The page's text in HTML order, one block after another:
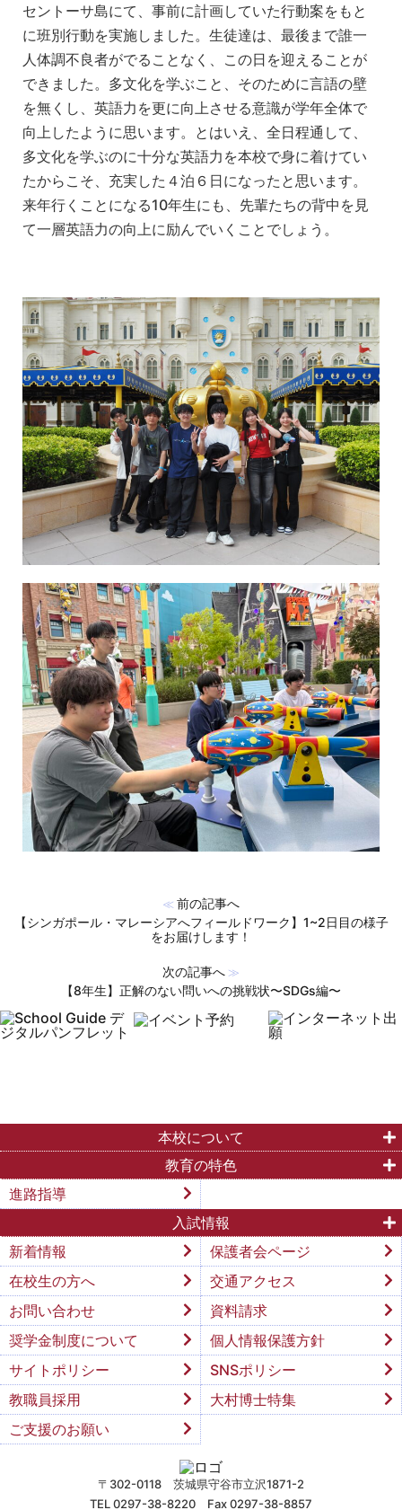
セントーサ島にて、事前に計画していた行動案をもと
に班別行動を実施しました。生徒達は、最後まで誰一
人体調不良者がでることなく、この日を迎えることが
できました。多文化を学ぶこと、そのために言語の壁
を無くし、英語力を更に向上させる意識が学年全体で
向上したように思います。とはいえ、全日程通して、
多文化を学ぶのに十分な英語力を本校で身に着けてい
たからこそ、充実した４泊６日になったと思います。
来年行くことになる10年生にも、先輩たちの背中を見
て一層英語力の向上に励んでいくことでしょう。
≪ 前の記事へ
【シンガポール・マレーシアへフィールドワーク】1~2日目の様子
をお届けします！
次の記事へ ≫
【8年生】正解のない問いへの挑戦状〜SDGs編〜
〒302-0118 茨城県守谷市立沢1871-2
TEL 0297-38-8220 Fax 0297-38-8857
本校について
教育の特色
進路指導
入試情報
新着情報
保護者会ページ
在校生の方へ
交通アクセス
お問い合わせ
資料請求
奨学金制度について
個人情報保護方針
サイトポリシー
SNSポリシー
教職員採用
大村博士特集
ご支援のお願い